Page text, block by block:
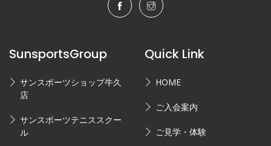
SunsportsGroup
サンスポーツショップ牛久
店
サンスポーツテニススクー
ル
Quick Link
HOME
ご入会案内
ご見学・体験